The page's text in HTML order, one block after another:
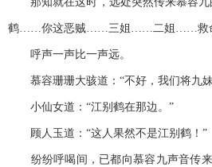
鹤……你这恶贼……三姐……二姐……
呼声一声比一声远。
慕容珊珊大骇道：“不好，我们将九妹
小仙女道：“江别鹤在那边。”
顾人玉道：“这人果然不是江别鹤！”
纷纷呼喝间，已都向慕容九声音传来